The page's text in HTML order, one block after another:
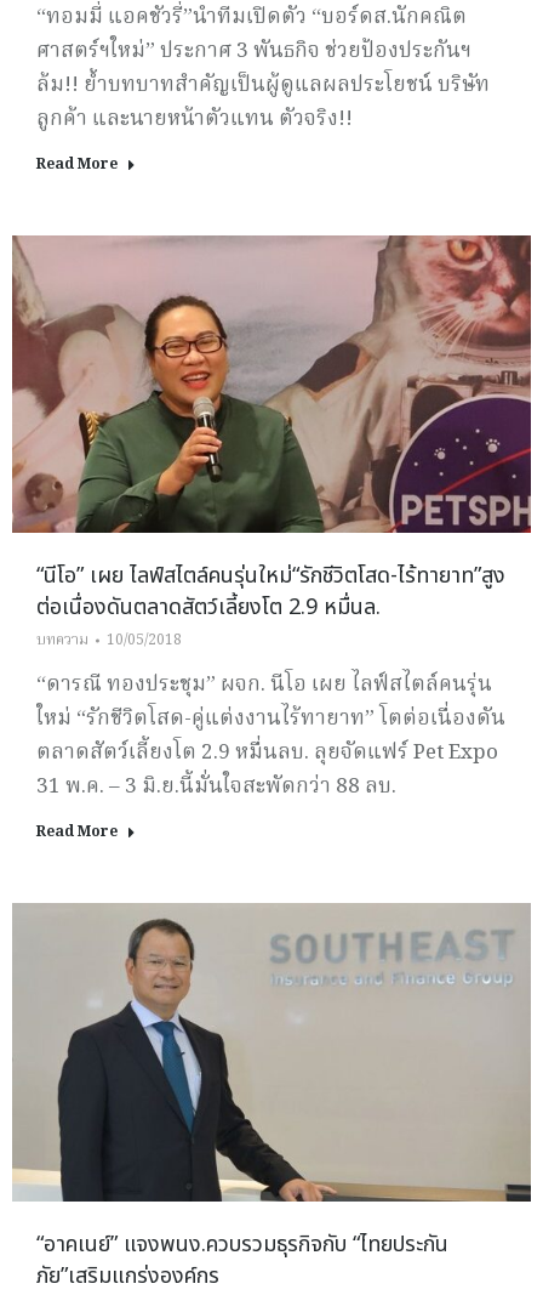
“ทอมมี่ แอคชัวรี่”นำทีมเปิดตัว “บอร์ดส.นักคณิต
ศาสตร์ฯใหม่” ประกาศ 3 พันธกิจ ช่วยป้องประกันฯ
ล้ม!! ย้ำบทบาทสำคัญเป็นผู้ดูแลผลประโยชน์ บริษัท
ลูกค้า และนายหน้าตัวแทน ตัวจริง!!
Read More
“นีโอ” เผย ไลฟ์สไตล์คนรุ่นใหม่“รักชีวิตโสด-ไร้ทายาท”สูง
ต่อเนื่องดันตลาดสัตว์เลี้ยงโต 2.9 หมื่นล.
บทความ 10/05/2018
“ดารณี ทองประชุม” ผจก. นีโอ เผย ไลฟ์สไตล์คนรุ่น
ใหม่ “รักชีวิตโสด-คู่แต่งงานไร้ทายาท” โตต่อเนื่องดัน
ตลาดสัตว์เลี้ยงโต 2.9 หมื่นลบ. ลุยจัดแฟร์ Pet Expo
31 พ.ค. – 3 มิ.ย.นี้มั่นใจสะพัดกว่า 88 ลบ.
Read More
“อาคเนย์” แจงพนง.ควบรวมธุรกิจกับ “ไทยประกัน
ภัย”เสริมแกร่งองค์กร